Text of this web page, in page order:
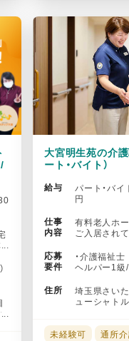
大宮明生苑の介
ート・バイト）
給与
パート・バ
円
仕事
内容
有料老人ホ
ご入居され
応募
要件
・介護福祉士
ヘルパー1級/
住所
埼玉県さい
ューシャト
未経験可
通所介